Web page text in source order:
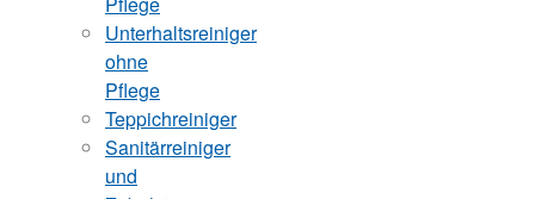
Unterhaltsreiniger
ohne
Pflege
Teppichreiniger
Sanitärreiniger
und